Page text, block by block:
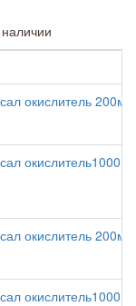
окислитель 200мл
окислитель1000мл
окислитель 200мл
окислитель1000мл